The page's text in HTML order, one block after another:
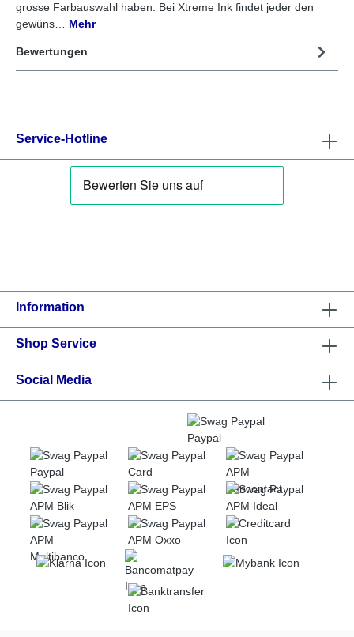
grosse Farbauswahl haben. Bei Xtreme Ink findet jeder den
gewüns… Mehr
Bewertungen
Service-Hotline
Information
Shop Service
Social Media